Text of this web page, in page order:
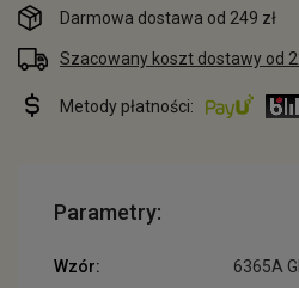
Darmowa dostawa od 249 zł
Szacowany koszt dostawy od
Metody płatności:
Parametry:
Wzór:
6365A